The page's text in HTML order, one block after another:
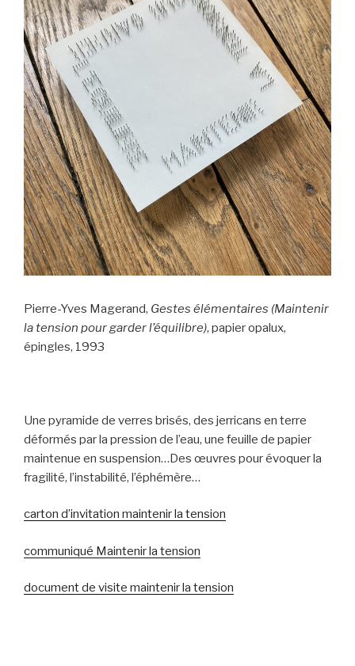
Pierre-Yves Magerand, Gestes élémentaires (Maintenir
la tension pour garder l’équilibre), papier opalux,
épingles, 1993
Une pyramide de verres brisés, des jerricans en terre
déformés par la pression de l’eau, une feuille de papier
maintenue en suspension…Des œuvres pour évoquer la
fragilité, l’instabilité, l’éphémère…
carton d’invitation maintenir la tension
communiqué Maintenir la tension
document de visite maintenir la tension